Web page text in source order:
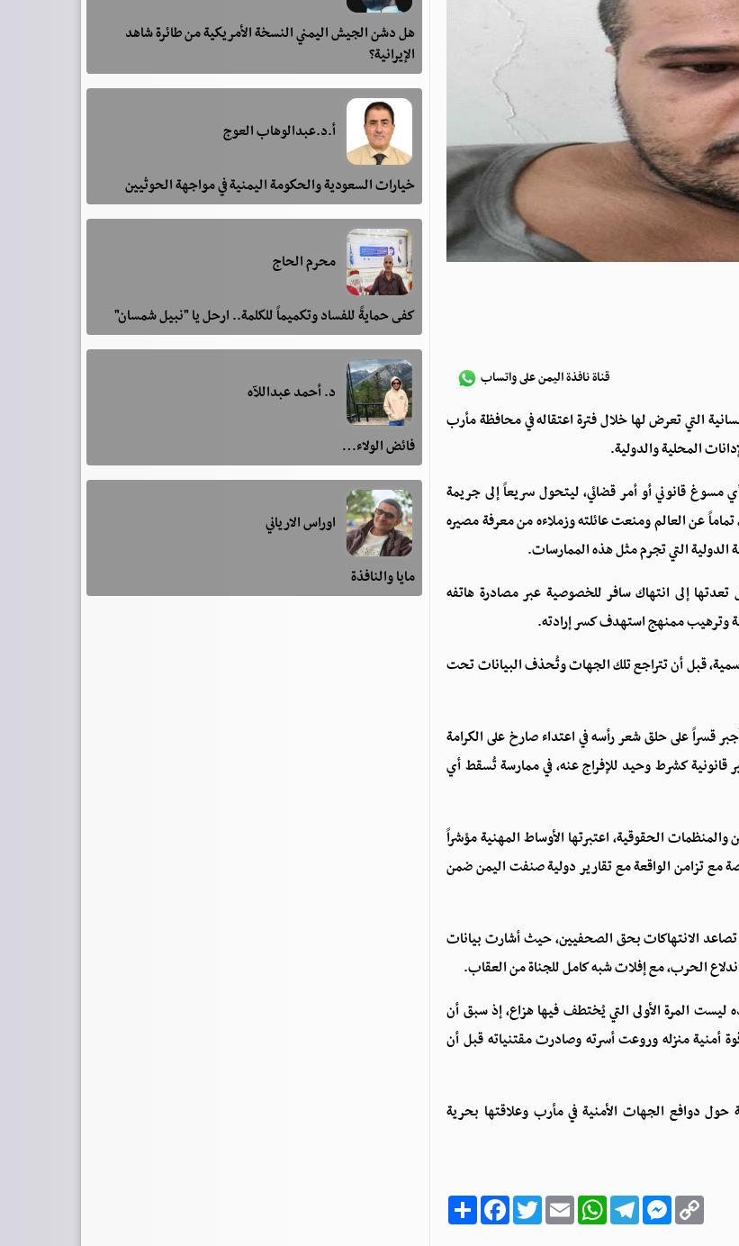
قناة نافذة اليمن على واتساب
التي تعرض لها خلال فترة اعتقاله في محافظة مأرب
المحلية والدولية.
قانوني أو أمر قضائي، ليتحول سريعاً إلى جريمة
عن العالم ومنعت عائلته وزملاءه من معرفة مصيره
الدولية التي تجرم مثل هذه الممارسات.
إلى انتهاك سافر للخصوصية عبر مصادرة هاتفه
وترهيب ممنهج استهدف كسر إرادته.
قبل أن تتراجع تلك الجهات وتُحذف البيانات تحت
قسراً على حلق شعر رأسه في اعتداء صارخ على الكرامة
قانونية كشرط وحيد للإفراج عنه، في ممارسة تُسقط أي
الحقوقية، اعتبرتها الأوساط المهنية مؤشراً
مع تزامن الواقعة مع تقارير دولية صنفت اليمن ضمن
الانتهاكات بحق الصحفيين، حيث أشارت بيانات
المرة الأولى التي يُختطف فيها هزاع، إذ سبق أن
في أغسطس 2025، حين اقتحمت قوة أمنية منزله وروعت أسرته وصادرت مقتنياته قبل أن
دوافع الجهات الأمنية في مأرب وعلاقتها بحرية
ا
ن
ش
F
a
c
T
w
i
E
m
a
W
h
a
T
e
l
M
e
s
C
o
p
هل دشن الجيش اليمني النسخة الأمريكية من طائرة شاهد
الإيرانية؟
أ.د.عبدالوهاب العوج
خيارات السعودية والحكومة اليمنية في مواجهة الحوثيين
محرم الحاج
كفى حمايةً للفساد وتكميماً للكلمة.. ارحل يا "نبيل شمسان"
د. أحمد عبداللآه
فائض الولاء…
اوراس الارياني
مايا والنافذة